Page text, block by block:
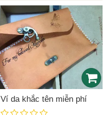
Ví da khắc tên miễn phí